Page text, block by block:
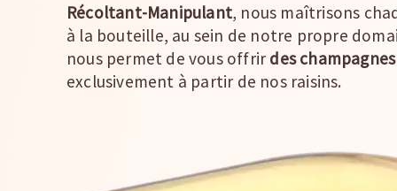
Récoltant-Manipulant, nous maîtrisons
à la bouteille, au sein de notre propre
nous permet de vous offrir des
exclusivement à partir de nos raisins.